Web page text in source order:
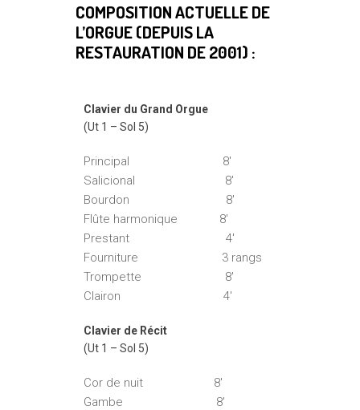
COMPOSITION ACTUELLE DE
L’ORGUE (DEPUIS LA
RESTAURATION DE 2001) :
Clavier du Grand Orgue
(Ut 1 – Sol 5)
Principal 8′
Salicional 8′
Bourdon 8′
Flûte harmonique 8′
Prestant 4′
Fourniture 3 rangs
Trompette 8′
Clairon 4′
Clavier de Récit
(Ut 1 – Sol 5)
Cor de nuit 8′
Gambe 8′